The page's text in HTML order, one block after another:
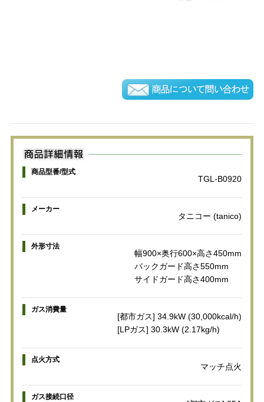
商品型番/型式
TGL-B0920
メーカー
タニコー (tanico)
外形寸法
幅900×奥行600×高さ450mm
バックガード高さ550mm
サイドガード高さ400mm
ガス消費量
[都市ガス] 34.9kW (30,000kcal/h)
[LPガス] 30.3kW (2.17kg/h)
点火方式
マッチ点火
ガス接続口径